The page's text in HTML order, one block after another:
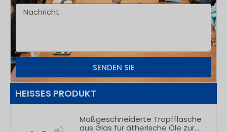
SENDEN SIE
HEISSES PRODUKT
Maßgeschneiderte Tropfflasche
aus Glas für ätherische Öle zur